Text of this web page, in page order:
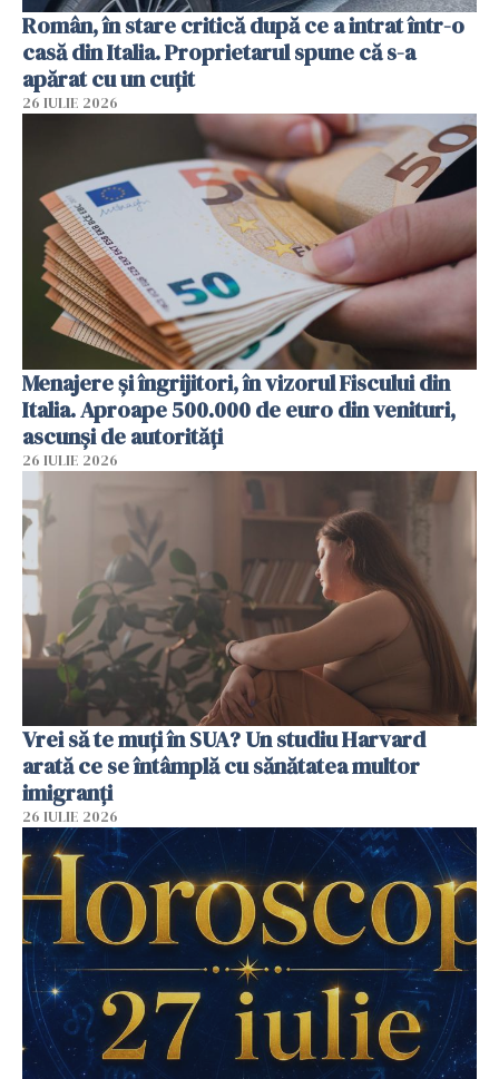
Român, în stare critică după ce a intrat într-o
casă din Italia. Proprietarul spune că s-a
apărat cu un cuțit
26 IULIE 2026
Menajere și îngrijitori, în vizorul Fiscului din
Italia. Aproape 500.000 de euro din venituri,
ascunși de autorități
26 IULIE 2026
Vrei să te muți în SUA? Un studiu Harvard
arată ce se întâmplă cu sănătatea multor
imigranți
26 IULIE 2026